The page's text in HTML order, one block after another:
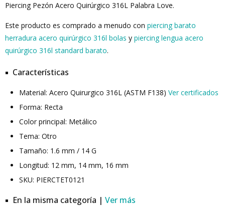
Piercing Pezón Acero Quirúrgico 316L Palabra Love.
Este producto es comprado a menudo con piercing barato
herradura acero quirúrgico 316l bolas y piercing lengua acero
quirúrgico 316l standard barato.
Características
Material: Acero Quirurgico 316L (ASTM F138) Ver certificados
Forma: Recta
Color principal: Metálico
Tema: Otro
Tamaño: 1.6 mm / 14 G
Longitud: 12 mm, 14 mm, 16 mm
SKU: PIERCTET0121
En la misma categoría | Ver más